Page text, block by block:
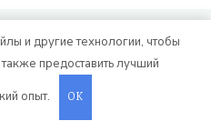
Vitality Life. Все права
Lite | от автора
WordPress
и другие технологии, чтобы
предоставить лучший
опыт.
OK